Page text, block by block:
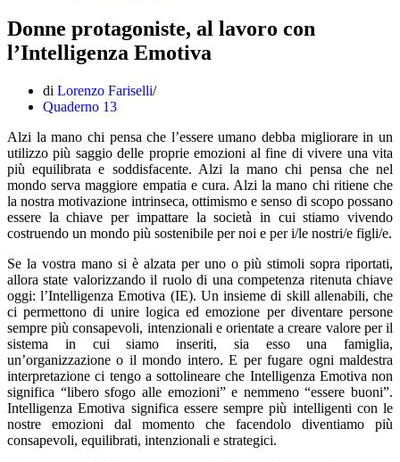
Donne protagoniste, al lavoro con
l’Intelligenza Emotiva
di Lorenzo Fariselli
Quaderno 13
Alzi la mano chi pensa che l’essere umano debba migliorare in un
utilizzo più saggio delle proprie emozioni al fine di vivere una vita
più equilibrata e soddisfacente. Alzi la mano chi pensa che nel
mondo serva maggiore empatia e cura. Alzi la mano chi ritiene che
la nostra motivazione intrinseca, ottimismo e senso di scopo possano
essere la chiave per impattare la società in cui stiamo vivendo
costruendo un mondo più sostenibile per noi e per i/le nostri/e figli/e.
Se la vostra mano si è alzata per uno o più stimoli sopra riportati,
allora state valorizzando il ruolo di una competenza ritenuta chiave
oggi: l’Intelligenza Emotiva (IE). Un insieme di skill allenabili, che
ci permettono di unire logica ed emozione per diventare persone
sempre più consapevoli, intenzionali e orientate a creare valore per il
sistema in cui siamo inseriti, sia esso una famiglia,
un’organizzazione o il mondo intero. E per fugare ogni maldestra
interpretazione ci tengo a sottolineare che Intelligenza Emotiva non
significa “libero sfogo alle emozioni” e nemmeno “essere buoni”.
Intelligenza Emotiva significa essere sempre più intelligenti con le
nostre emozioni dal momento che facendolo diventiamo più
consapevoli, equilibrati, intenzionali e strategici.